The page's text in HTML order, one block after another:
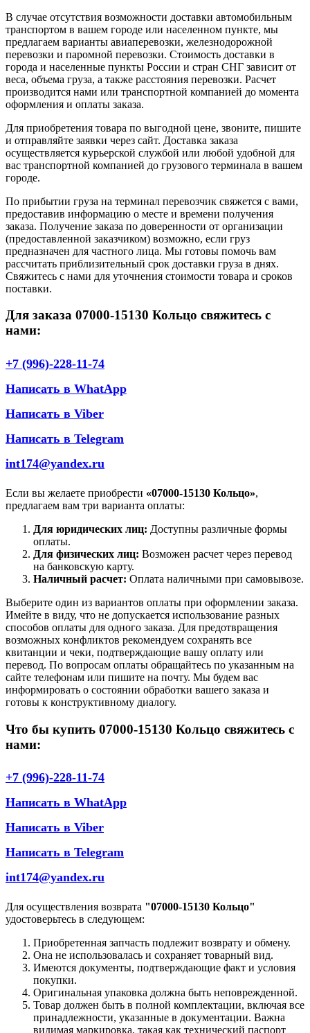
В случае отсутствия возможности доставки автомобильным
транспортом в вашем городе или населенном пункте, мы
предлагаем варианты авиаперевозки, железнодорожной
перевозки и паромной перевозки. Стоимость доставки в
города и населенные пункты России и стран СНГ зависит от
веса, объема груза, а также расстояния перевозки. Расчет
производится нами или транспортной компанией до момента
оформления и оплаты заказа.
Для приобретения товара по выгодной цене, звоните, пишите
и отправляйте заявки через сайт. Доставка заказа
осуществляется курьерской службой или любой удобной для
вас транспортной компанией до грузового терминала в вашем
городе.
По прибытии груза на терминал перевозчик свяжется с вами,
предоставив информацию о месте и времени получения
заказа. Получение заказа по доверенности от организации
(предоставленной заказчиком) возможно, если груз
предназначен для частного лица. Мы готовы помочь вам
рассчитать приблизительный срок доставки груза в днях.
Свяжитесь с нами для уточнения стоимости товара и сроков
поставки.
Для заказа 07000-15130 Кольцо свяжитесь с
нами:
+7 (996)-228-11-74
Написать в WhatApp
Написать в Viber
Написать в Telegram
int174@yandex.ru
Если вы желаете приобрести «07000-15130 Кольцо»,
предлагаем вам три варианта оплаты:
Для юридических лиц: Доступны различные формы
оплаты.
Для физических лиц: Возможен расчет через перевод
на банковскую карту.
Наличный расчет: Оплата наличными при самовывозе.
Выберите один из вариантов оплаты при оформлении заказа.
Имейте в виду, что не допускается использование разных
способов оплаты для одного заказа. Для предотвращения
возможных конфликтов рекомендуем сохранять все
квитанции и чеки, подтверждающие вашу оплату или
перевод. По вопросам оплаты обращайтесь по указанным на
сайте телефонам или пишите на почту. Мы будем вас
информировать о состоянии обработки вашего заказа и
готовы к конструктивному диалогу.
Что бы купить 07000-15130 Кольцо свяжитесь с
нами:
+7 (996)-228-11-74
Написать в WhatApp
Написать в Viber
Написать в Telegram
int174@yandex.ru
Для осуществления возврата "07000-15130 Кольцо"
удостоверьтесь в следующем:
Приобретенная запчасть подлежит возврату и обмену.
Она не использовалась и сохраняет товарный вид.
Имеются документы, подтверждающие факт и условия
покупки.
Оригинальная упаковка должна быть неповрежденной.
Товар должен быть в полной комплектации, включая все
принадлежности, указанные в документации. Важна
видимая маркировка, такая как технический паспорт